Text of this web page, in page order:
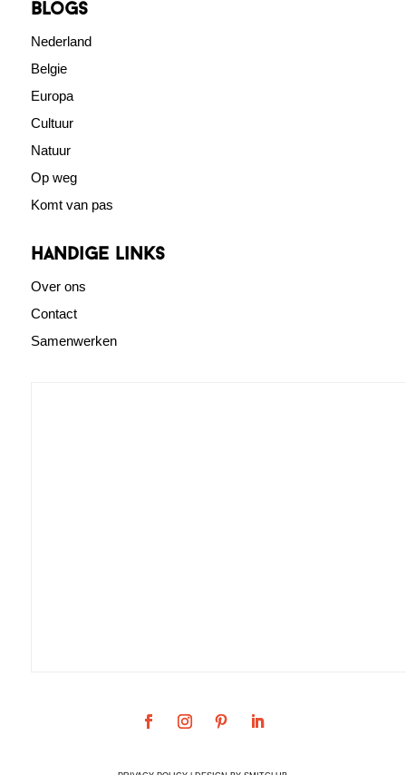
blogs
Nederland
Belgie
Europa
Cultuur
Natuur
Op weg
Komt van pas
Handige links
Over ons
Contact
Samenwerken